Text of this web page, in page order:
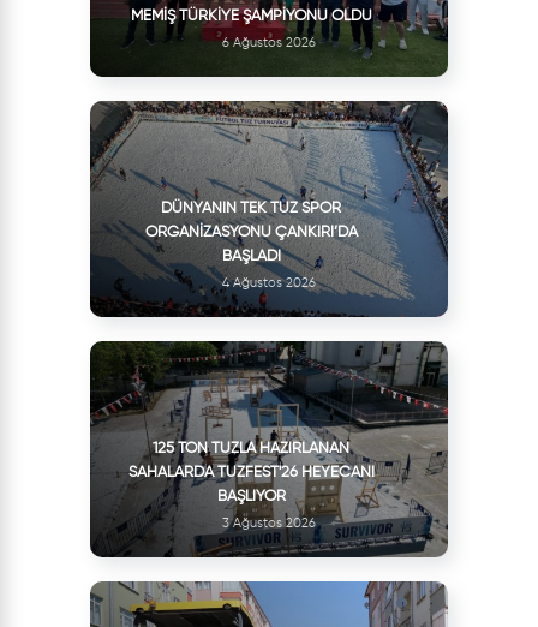
MEMIŞ TÜRKIYE ŞAMPIYONU OLDU
6 Ağustos 2026
DÜNYANIN TEK TUZ SPOR
ORGANIZASYONU ÇANKIRI’DA
BAŞLADI
4 Ağustos 2026
125 TON TUZLA HAZIRLANAN
SAHALARDA TUZFEST'26 HEYECANI
BAŞLIYOR
3 Ağustos 2026